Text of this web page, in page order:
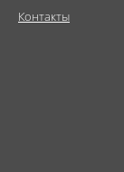
Контакты